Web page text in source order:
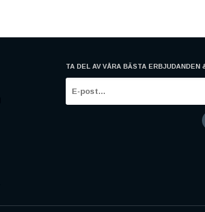
TA DEL AV VÅRA BÄSTA ERBJUDANDEN